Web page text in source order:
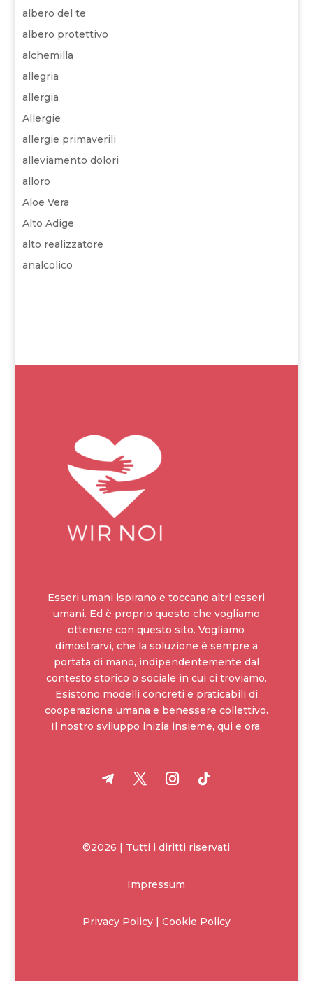
albero del te
albero protettivo
alchemilla
allegria
allergia
Allergie
allergie primaverili
alleviamento dolori
alloro
Aloe Vera
Alto Adige
alto realizzatore
analcolico
Esseri umani ispirano e toccano altri esseri
umani. Ed è proprio questo che vogliamo
ottenere con questo sito. Vogliamo
dimostrarvi, che la soluzione è sempre a
portata di mano, indipendentemente dal
contesto storico o sociale in cui ci troviamo.
Esistono modelli concreti e praticabili di
cooperazione umana e benessere collettivo.
Il nostro sviluppo inizia insieme, qui e ora.
©2026 | Tutti i diritti riservati
Impressum
Privacy Policy | Cookie Policy